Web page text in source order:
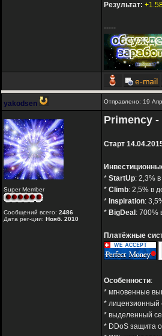
Результат:
-----
yakodsen Отправлено: 19
Super Member
Сообщений всего: 2486
Дата рег-ции: Нояб. 2010
Primency
Старт
* StartUp: 2,3%
* Climb: 2,5% в
* Inspiration:
* BigDeal : 700%
Платёжные
Особенности:
* мгновенные
* лицензионный
* выделенный
* DDoS защита